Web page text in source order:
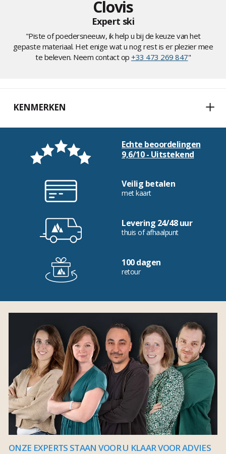
Clovis
Expert ski
"Piste of poedersneeuw, ik help u bij de keuze van het
gepaste materiaal. Het enige wat u nog rest is er plezier mee
te beleven. Neem contact op +33 473 269 847"
KENMERKEN
Echte beoordelingen
9,6/10 - Uitstekend
Veilig betalen
met kaart
Levering 24/48 uur
thuis of afhaalpunt
100 dagen
retour
ONZE EXPERTS STAAN VOOR U KLAAR VOOR ADVIES